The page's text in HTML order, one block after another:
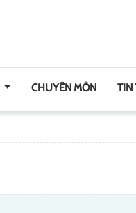
CHUYÊN MÔN TIN